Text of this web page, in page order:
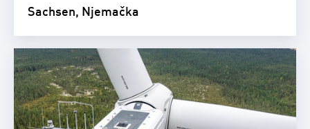
Sachsen, Njemačka